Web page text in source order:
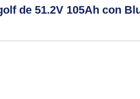
de 51.2V 105Ah con